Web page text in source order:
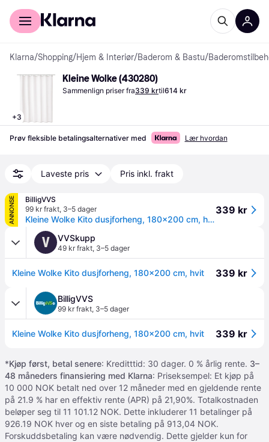
For kunder
Klarna/Shopping/Hjem & Interiør/Baderom & Bastu/
+3
Kleine Wolke (430280)
Sammenlign priser fra339 krtil614 kr
Prøv fleksible betalingsalternativer med Lær hvordan
Laveste pris Pris inkl. frakt
ANNONSE
BilligVVS
99 kr frakt, 3–5 dager
Kleine Wolke Kito dusjforheng, 180x200 cm, hvit
339 kr
V VVSkupp
49 kr frakt, 3–5 dager
Kleine Wolke Kito dusjforheng, 180x200 cm, hvit 339 kr
BilligVVS
99 kr frakt, 3–5 dager
Kleine Wolke Kito dusjforheng, 180x200 cm, hvit 339 kr
*Kjøp først, betal senere: Kreditttid: 30 dager. 0 % årlig rente. 3–
48 måneders finansiering med Klarna: Priseksempel: Et kjøp på
10 000 NOK betalt ned over 12 måneder med en gjeldende rente
på 21.9 % har en effektiv rente (APR) på 21,90%. Totalkostnaden
beløper seg til 11 101.12 NOK. Dette inkluderer 11 betalinger på
926.19 NOK hver og en siste betaling på 913,04 NOK.
Forskuddsbetaling kan være nødvendig. Dette gjelder kun for